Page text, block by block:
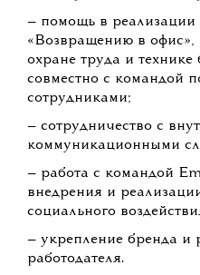
— помощь в
«Возвращению в офис»,
охране труда и технике
совместно с командой
сотрудниками;
— сотрудничество с
коммуникационными
— работа с командой
внедрения и
социального
— укрепление бренда и
работодателя.